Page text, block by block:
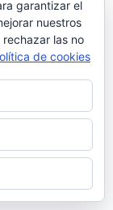
‘Tani’. El
#6.656
fiestas a
Castrelo. Se
garantizar el
nuestros
las no
de cookies